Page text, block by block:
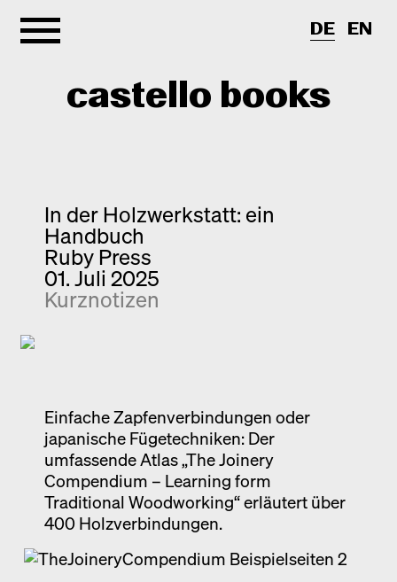
castello books
Kategorien
Interview
Kurznotizen
Neuerscheinungen
Ausstellung
Venedig
Termine
Newsletter
DE EN
In der Holzwerkstatt: ein
Handbuch
Ruby Press
01. Juli 2025
Kurznotizen
Einfache Zapfenverbindungen oder
japanische Fügetechniken: Der
umfassende Atlas „The Joinery
Compendium – Learning form
Traditional Woodworking“ erläutert über
400 Holzverbindungen.